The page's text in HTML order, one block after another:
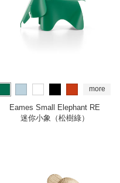
more
Eames Small Elephant RE
迷你小象（松樹綠）